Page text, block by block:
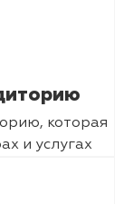
которая
и услугах